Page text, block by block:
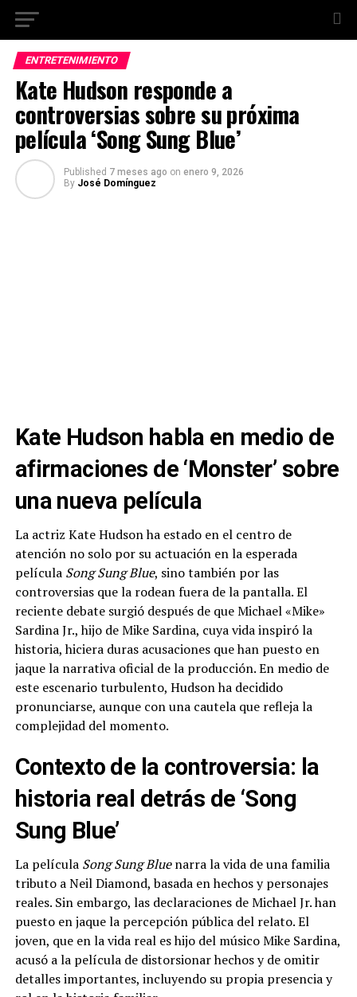
ENTRETENIMIENTO
Kate Hudson responde a
controversias sobre su próxima
película ‘Song Sung Blue’
Published 7 meses ago on enero 9, 2026
By José Domínguez
Kate Hudson habla en medio de
afirmaciones de ‘Monster’ sobre
una nueva película
La actriz Kate Hudson ha estado en el centro de
atención no solo por su actuación en la esperada
película Song Sung Blue, sino también por las
controversias que la rodean fuera de la pantalla. El
reciente debate surgió después de que Michael «Mike»
Sardina Jr., hijo de Mike Sardina, cuya vida inspiró la
historia, hiciera duras acusaciones que han puesto en
jaque la narrativa oficial de la producción. En medio de
este escenario turbulento, Hudson ha decidido
pronunciarse, aunque con una cautela que refleja la
complejidad del momento.
Contexto de la controversia: la
historia real detrás de ‘Song
Sung Blue’
La película Song Sung Bluenarra la vida de una familia
tributo a Neil Diamond, basada en hechos y personajes
reales. Sin embargo, las declaraciones de Michael Jr. han
puesto en jaque la percepción pública del relato. El
joven, que en la vida real es hijo del músico Mike Sardina,
acusó a la película de distorsionar hechos y de omitir
detalles importantes, incluyendo su propia presencia y